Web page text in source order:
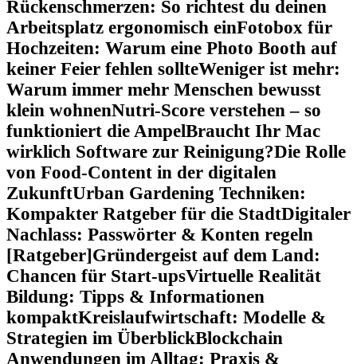
Rückenschmerzen: So richtest du deinen
Arbeitsplatz ergonomisch einFotobox für
Hochzeiten: Warum eine Photo Booth auf
keiner Feier fehlen sollteWeniger ist mehr:
Warum immer mehr Menschen bewusst
klein wohnenNutri-Score verstehen – so
funktioniert die AmpelBraucht Ihr Mac
wirklich Software zur Reinigung?Die Rolle
von Food-Content in der digitalen
ZukunftUrban Gardening Techniken:
Kompakter Ratgeber für die StadtDigitaler
Nachlass: Passwörter & Konten regeln
[Ratgeber]Gründergeist auf dem Land:
Chancen für Start-upsVirtuelle Realität
Bildung: Tipps & Informationen
kompaktKreislaufwirtschaft: Modelle &
Strategien im ÜberblickBlockchain
Anwendungen im Alltag: Praxis &